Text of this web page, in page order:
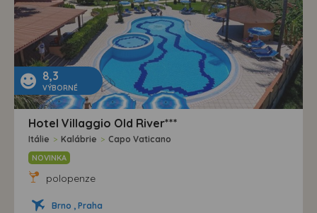
8,3
VÝBORNÉ
Hotel Villaggio Old River***
Itálie > Kalábrie > Capo Vaticano
NOVINKA
polopenze
Brno , Praha